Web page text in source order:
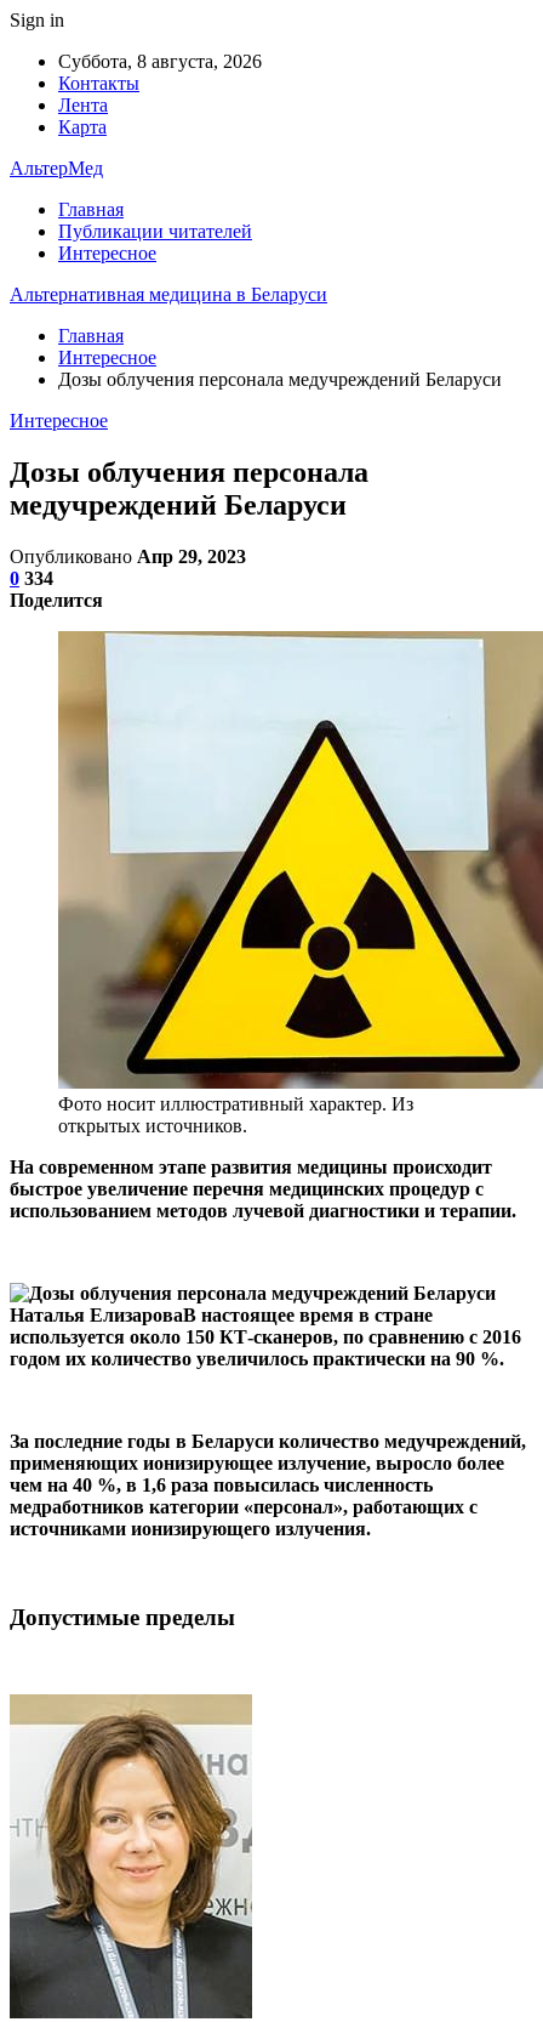
Sign in
Суббота, 8 августа, 2026
Контакты
Лента
Карта
АльтерМед
Главная
Публикации читателей
Интересное
Альтернативная медицина в Беларуси
Главная
Интересное
Дозы облучения персонала медучреждений Беларуси
Интересное
Дозы облучения персонала
медучреждений Беларуси
Опубликовано Апр 29, 2023
0 334
Поделится
Фото носит иллюстративный характер. Из
открытых источников.
На современном этапе развития медицины происходит
быстрое увеличение перечня медицинских процедур с
использованием методов лучевой диагностики и терапии.
Наталья ЕлизароваВ настоящее время в стране
используется около 150 КТ-сканеров, по сравнению с 2016
годом их количество увеличилось практически на 90 %.
За последние годы в Беларуси количество медучреждений,
применяющих ионизирующее излучение, выросло более
чем на 40 %, в 1,6 раза повысилась численность
медработников категории «персонал», работающих с
источниками ионизирующего излучения.
Допустимые пределы